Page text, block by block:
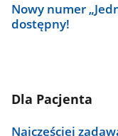
Nowy numer
dostępny!
Dla Pacjenta
Najczęściej